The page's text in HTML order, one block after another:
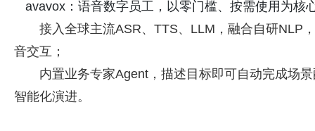
avavox：语音数字员工，以零门槛、按需使用为核
接入全球主流ASR、TTS、LLM，融合自研NLP
音交互；
内置业务专家Agent，描述目标即可自动完成场
智能化演进。